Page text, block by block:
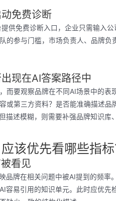
免费诊断
供免费诊断入口，企业只需输入
的参与门槛，市场负责人、品牌
现在AI答案路径中
而要观察品牌在不同AI场景中的
或第三方资料？是否能准确描述
描述模糊，则需要补强品牌知识库
该优先看哪些指
看见
品牌在相关问题中被AI提到的频
容易引用的知识单元。此时应优